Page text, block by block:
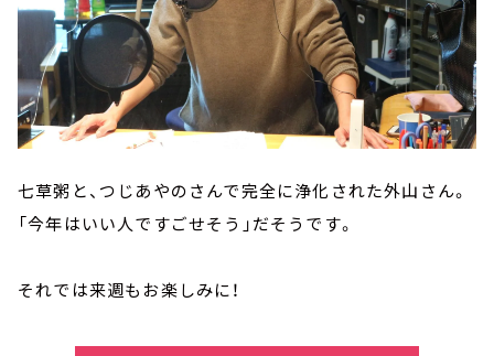
七草粥と、つじあやのさんで完全に浄化された外山さん。
「今年はいい人ですごせそう」だそうです。
それでは来週もお楽しみに！